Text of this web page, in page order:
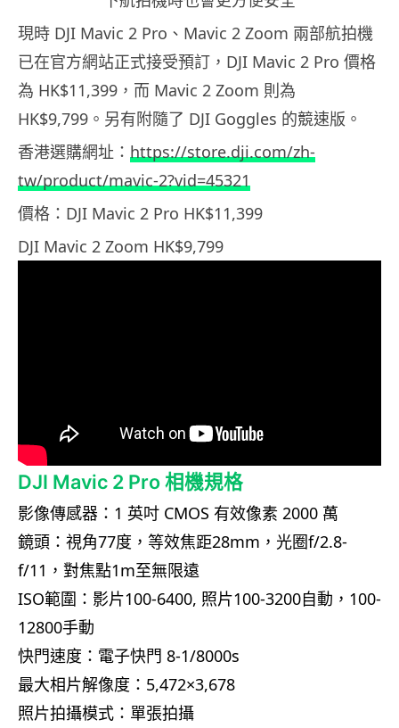
現時 DJI Mavic 2 Pro、Mavic 2 Zoom 兩部航拍機
已在官方網站正式接受預訂，DJI Mavic 2 Pro 價格
為 HK$11,399，而 Mavic 2 Zoom 則為
HK$9,799。另有附隨了 DJI Goggles 的競速版。
香港選購網址： https://store.dji.com/zh-
tw/product/mavic-2?vid=45321
價格：DJI Mavic 2 Pro HK$11,399
DJI Mavic 2 Zoom HK$9,799
DJI Mavic 2 Pro 相機規格
影像傳感器：1 英吋 CMOS 有效像素 2000 萬
鏡頭：視角77度，等效焦距28mm，光圈f/2.8-
f/11，對焦點1m至無限遠
ISO範圍：影片100-6400, 照片100-3200自動，100-
12800手動
快門速度：電子快門 8-1/8000s
最大相片解像度：5,472×3,678
照片拍攝模式：單張拍攝